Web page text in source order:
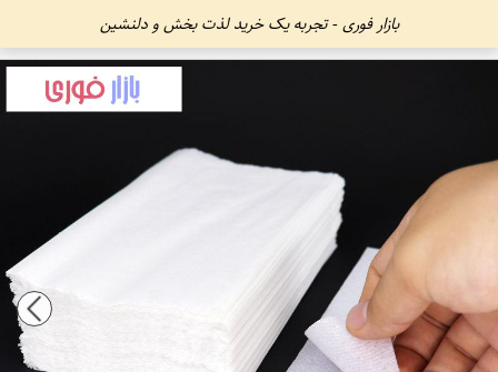
بازار فوری - تجربه یک خرید لذت بخش و دلنشین